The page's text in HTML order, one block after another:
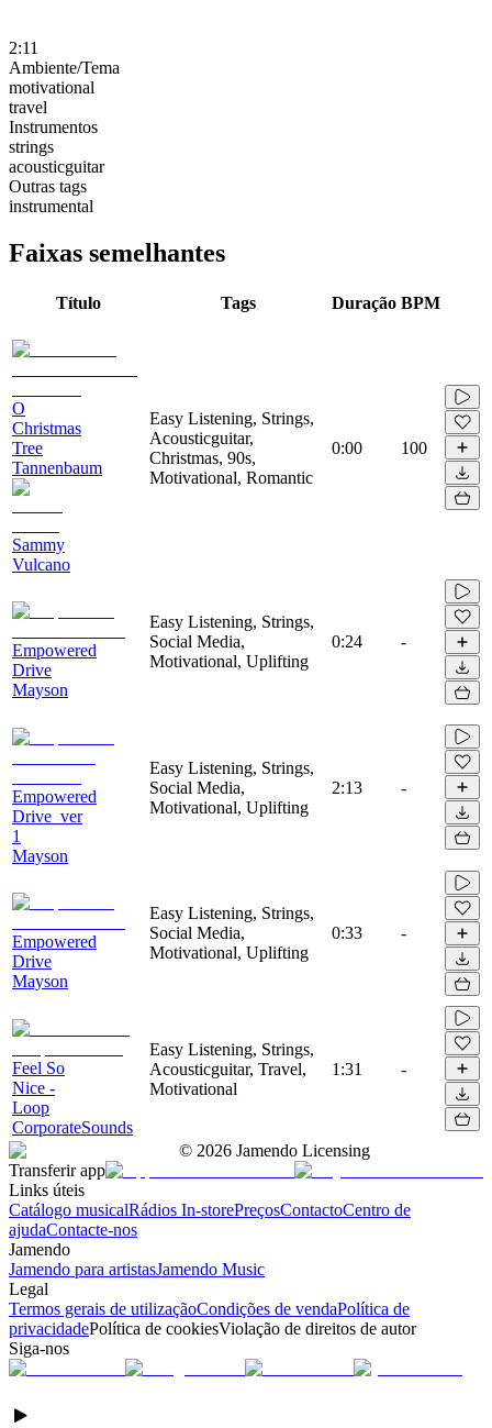
2:11
Ambiente/Tema
motivational
travel
Instrumentos
strings
acousticguitar
Outras tags
instrumental
Faixas semelhantes
Título Tags Duração BPM
O
Christmas
Tree
Tannenbaum
Sammy
Vulcano
Easy Listening, Strings,
Acousticguitar,
Christmas, 90s,
Motivational, Romantic
0:00 100
Empowered
Drive
Mayson
Easy Listening, Strings,
Social Media,
Motivational, Uplifting
0:24 -
Empowered
Drive_ver
1
Mayson
Easy Listening, Strings,
Social Media,
Motivational, Uplifting
2:13 -
Empowered
Drive
Mayson
Easy Listening, Strings,
Social Media,
Motivational, Uplifting
0:33 -
Feel So
Nice -
Loop
CorporateSounds
Easy Listening, Strings,
Acousticguitar, Travel,
Motivational
1:31 -
© 2026 Jamendo Licensing
Transferir app
Links úteis
Catálogo musicalRádios In-storePreçosContactoCentro de
ajudaContacte-nos
Jamendo
Jamendo para artistasJamendo Music
Legal
Termos gerais de utilizaçãoCondições de vendaPolítica de
privacidadePolítica de cookiesViolação de direitos de autor
Siga-nos